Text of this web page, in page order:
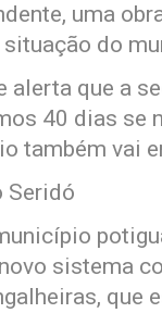
uma
do
alerta que a
40 dias se
também vai
Seridó
sistema
que